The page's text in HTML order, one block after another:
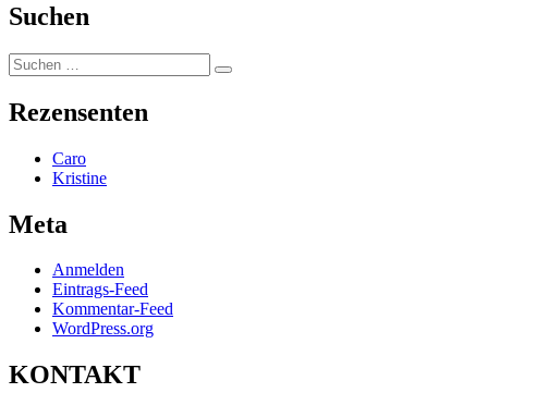
Suchen
Suchen
nach:
Suchen
Rezensenten
Caro
Kristine
Meta
Anmelden
Eintrags-Feed
Kommentar-Feed
WordPress.org
KONTAKT